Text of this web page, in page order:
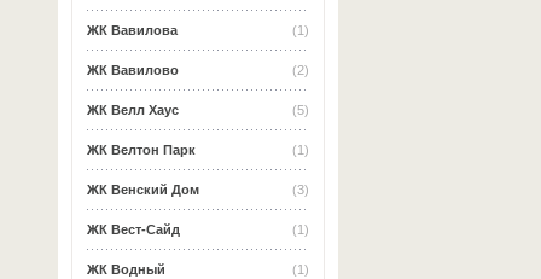
(1)
ЖК Вавилова
(2)
ЖК Вавилово
(5)
ЖК Велл Хаус
(1)
ЖК Велтон Парк
(3)
ЖК Венский Дом
(1)
ЖК Вест-Сайд
(1)
ЖК Водный